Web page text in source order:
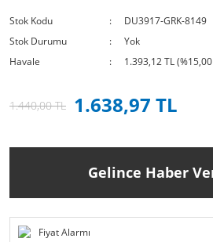
Stok Kodu
DU3917-GRK-8149
Stok Durumu
Yok
Havale
1.393,12 TL
1.440,00 TL 1.638,97 TL
Gelince Haber
Fiyat Alarmı